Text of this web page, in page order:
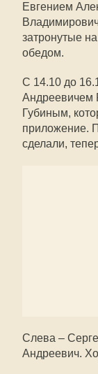
Евгением
затронутые
обедом.
С 14.10 до
Андреевичем
Губиным,
приложение.
сделали,
Слева –
Андреевич.